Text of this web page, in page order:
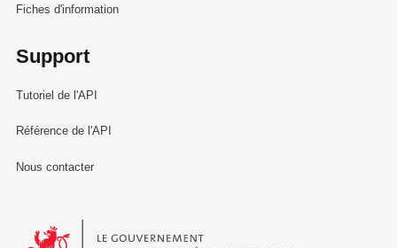
Fiches d'information
Support
Tutoriel de l'API
Référence de l'API
Nous contacter
Le Gouvernement du Grand-Duché de Luxembourg - Service